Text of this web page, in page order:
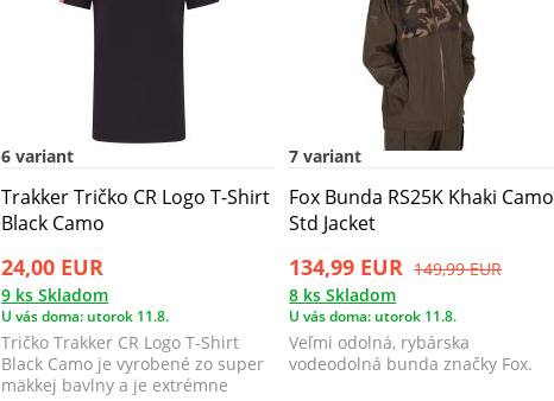
6 variant
Trakker Tričko CR Logo T-Shirt
Black Camo
24,00 EUR
9 ks Skladom
U vás doma: utorok 11.8.
Tričko Trakker CR Logo T-Shirt
Black Camo je vyrobené zo super
mäkkej bavlny a je extrémne
7 variant
Fox Bunda RS25K Khaki Camo
Std Jacket
134,99 EUR 149,99 EUR
8 ks Skladom
U vás doma: utorok 11.8.
Veľmi odolná, rybárska
vodeodolná bunda značky Fox.